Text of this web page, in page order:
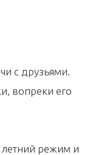
с друзьями.
вопреки его
режим и